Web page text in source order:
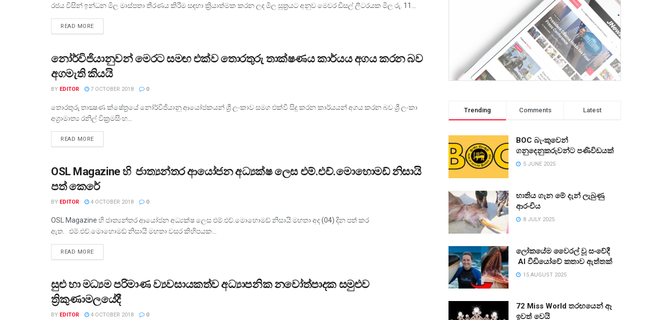
රජය විසින් ඉන්ධන මිල මාස්පතා තීරණය කිරීම සඳහා ක්‍රියාත්මක කරන ලද මිල සූත්‍රයට අනුව මෙවර ඩීසල් ලීටරයක මිල රු. 11...
READ MORE
ව්‍යාපාර
නෝර්විජියානුවන් මෙරට සමඟ එක්ව තොරතුරු තාක්ෂණය කාර්යය අගය කරන බව
අගමැති කියයි
BY EDITOR 7 OCTOBER 2018 0
තොරතුරු තාක්‍ෂණ ක්ෂේත්‍රයේ නෝර්වීජියානු ආයෝජකයන් ශ්‍රී ලංකාව සමග එක්වී සිදු කරන කාර්යයන් අගය කරන බව ශ්‍රී ලංකා
අග්‍රාමාත්‍ය රනිල් වික්‍රමසිංහ...
READ MORE
ව්‍යාපාර
OSL Magazine හි ජාත්‍යන්තර ආයෝජන අධ්‍යක්ෂ ලෙස එම්.එච්.මොහොමඩ් නිසායි
පත් කෙරේ
BY EDITOR 4 OCTOBER 2018 0
OSL Magazine හි ජාත්‍යන්තර ආයෝජන අධ්‍යක්ෂ ලෙස එම්.එච්.මොහොමඩ් නිසායි මහතා අද (04) දින පත් කර
ඇත. එම්.එච්.මොහොමඩ් නිසායි මහතා වසර කිහිපයක...
READ MORE
ව්‍යාපාර
සුළු හා මධ්‍යම පරිමාණ ව්‍යවසායකත්ව අධ්‍යාපනික නවෝත්පාදක සමුළුව
ත්‍රිකුණාමලයේදී
BY EDITOR 4 OCTOBER 2018 0
Trending Comments Latest
BOC බැංකුවෙන්
ගනුදෙනුකරුවන්ට පණිවිඩයක්
5 JUNE 2025
භාතිය ගැන මේ දැන් ලැබුණු
ආරංචිය
8 JULY 2025
ලෝකයේම වෛරල් වූ සංවේදී
AI වීඩියෝවේ කතාව ඇත්තක්
15 AUGUST 2025
72 Miss World තරඟයෙන් ඈ
ඉවත් වෙයි